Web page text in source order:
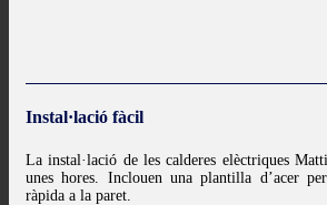
Instal·lació fàcil
La instal·lació de les calderes elèctriques
unes hores. Inclouen una plantilla d’acer
ràpida a la paret.